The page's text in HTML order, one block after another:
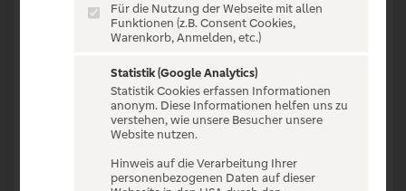
VERANSTALTUNG NICHT
GEFUNDEN
Zur Startseite
Für die Nutzung der Webseite mit allen
Funktionen (z.B. Consent Cookies,
Warenkorb, Anmelden, etc.)
Statistik (Google Analytics)
Statistik Cookies erfassen Informationen
anonym. Diese Informationen helfen uns zu
verstehen, wie unsere Besucher unsere
Website nutzen.
Hinweis auf die Verarbeitung Ihrer
personenbezogenen Daten auf dieser